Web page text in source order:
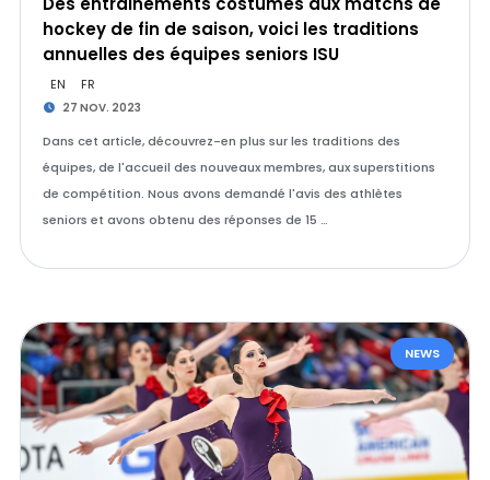
hockey de fin de saison, voici les traditions
annuelles des équipes seniors ISU
EN FR
27 NOV. 2023
Dans cet article, découvrez-en plus sur les traditions des
équipes, de l'accueil des nouveaux membres, aux superstitions
de compétition. Nous avons demandé l'avis des athlètes
seniors et avons obtenu des réponses de 15 …
NEWS